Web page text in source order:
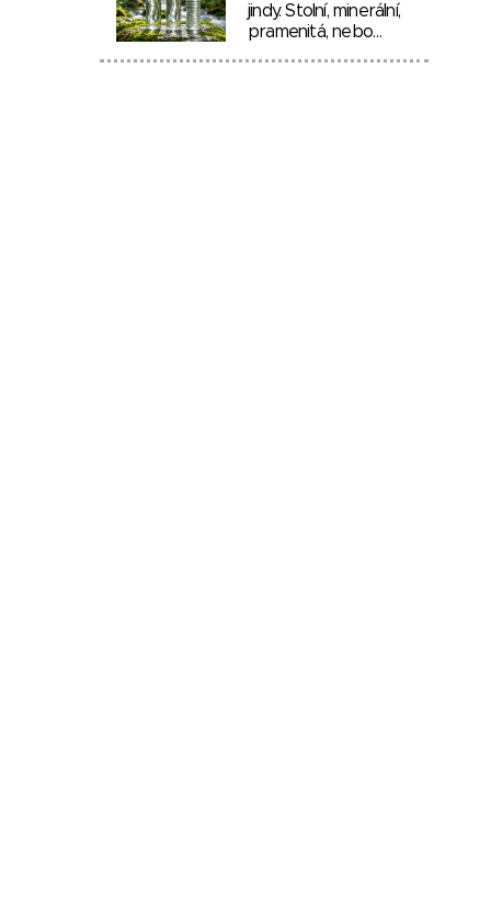
jindy. Stolní, minerální,
pramenitá, nebo…